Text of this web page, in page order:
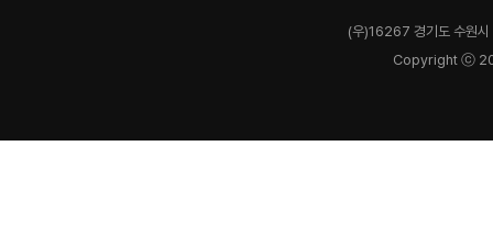
(우)16267 경기도 수원
Copyright ⓒ